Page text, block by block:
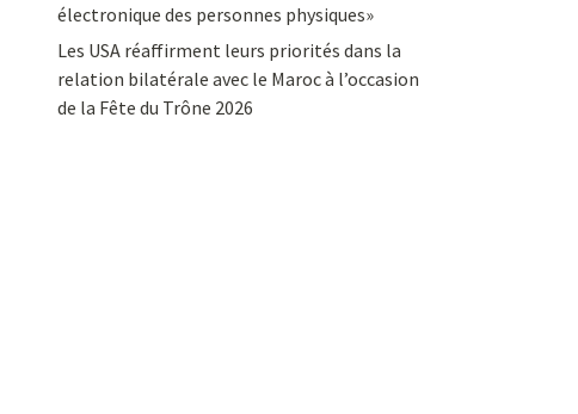
électronique des personnes physiques»
Les USA réaffirment leurs priorités dans la
relation bilatérale avec le Maroc à l’occasion
de la Fête du Trône 2026